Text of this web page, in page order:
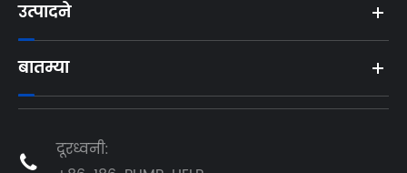
उत्पादने
बातम्या

दूरध्वनी: